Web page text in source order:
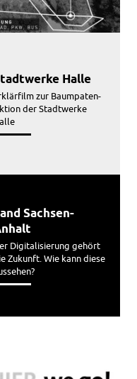
Halle
zur Baumpaten-
der Stadtwerke
Sachsen-
Digitalisierung gehört
Zukunft. Wie kann diese